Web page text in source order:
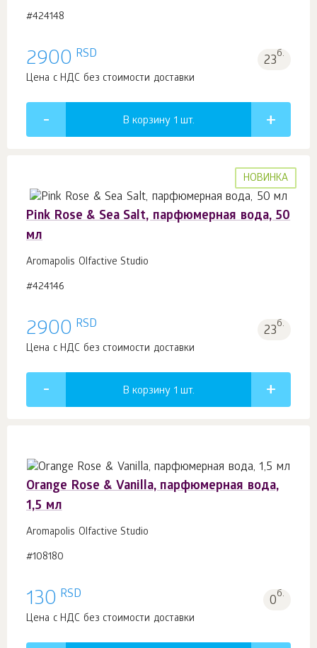
#424148
2900 RSD 23б.
Цена с НДС без стоимости доставки
В корзину 1 шт.
НОВИНКА
Pink Rose & Sea Salt, парфюмерная вода, 50
мл
Aromapolis Olfactive Studio
#424146
2900 RSD 23б.
Цена с НДС без стоимости доставки
В корзину 1 шт.
Orange Rose & Vanilla, парфюмерная вода,
1,5 мл
Aromapolis Olfactive Studio
#108180
130 RSD 0б.
Цена с НДС без стоимости доставки